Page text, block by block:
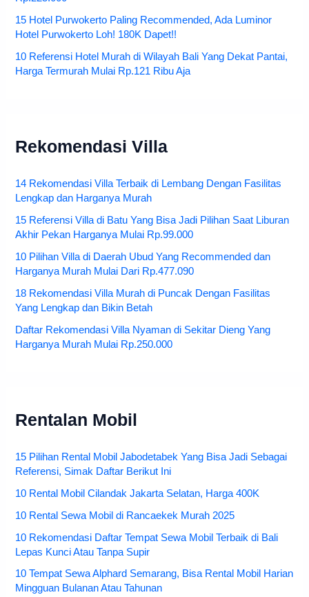
15 Hotel Purwokerto Paling Recommended, Ada Luminor
Hotel Purwokerto Loh! 180K Dapet!!
10 Referensi Hotel Murah di Wilayah Bali Yang Dekat Pantai,
Harga Termurah Mulai Rp.121 Ribu Aja
Rekomendasi Villa
14 Rekomendasi Villa Terbaik di Lembang Dengan Fasilitas
Lengkap dan Harganya Murah
15 Referensi Villa di Batu Yang Bisa Jadi Pilihan Saat Liburan
Akhir Pekan Harganya Mulai Rp.99.000
10 Pilihan Villa di Daerah Ubud Yang Recommended dan
Harganya Murah Mulai Dari Rp.477.090
18 Rekomendasi Villa Murah di Puncak Dengan Fasilitas
Yang Lengkap dan Bikin Betah
Daftar Rekomendasi Villa Nyaman di Sekitar Dieng Yang
Harganya Murah Mulai Rp.250.000
Rentalan Mobil
15 Pilihan Rental Mobil Jabodetabek Yang Bisa Jadi Sebagai
Referensi, Simak Daftar Berikut Ini
10 Rental Mobil Cilandak Jakarta Selatan, Harga 400K
10 Rental Sewa Mobil di Rancaekek Murah 2025
10 Rekomendasi Daftar Tempat Sewa Mobil Terbaik di Bali
Lepas Kunci Atau Tanpa Supir
10 Tempat Sewa Alphard Semarang, Bisa Rental Mobil Harian
Mingguan Bulanan Atau Tahunan